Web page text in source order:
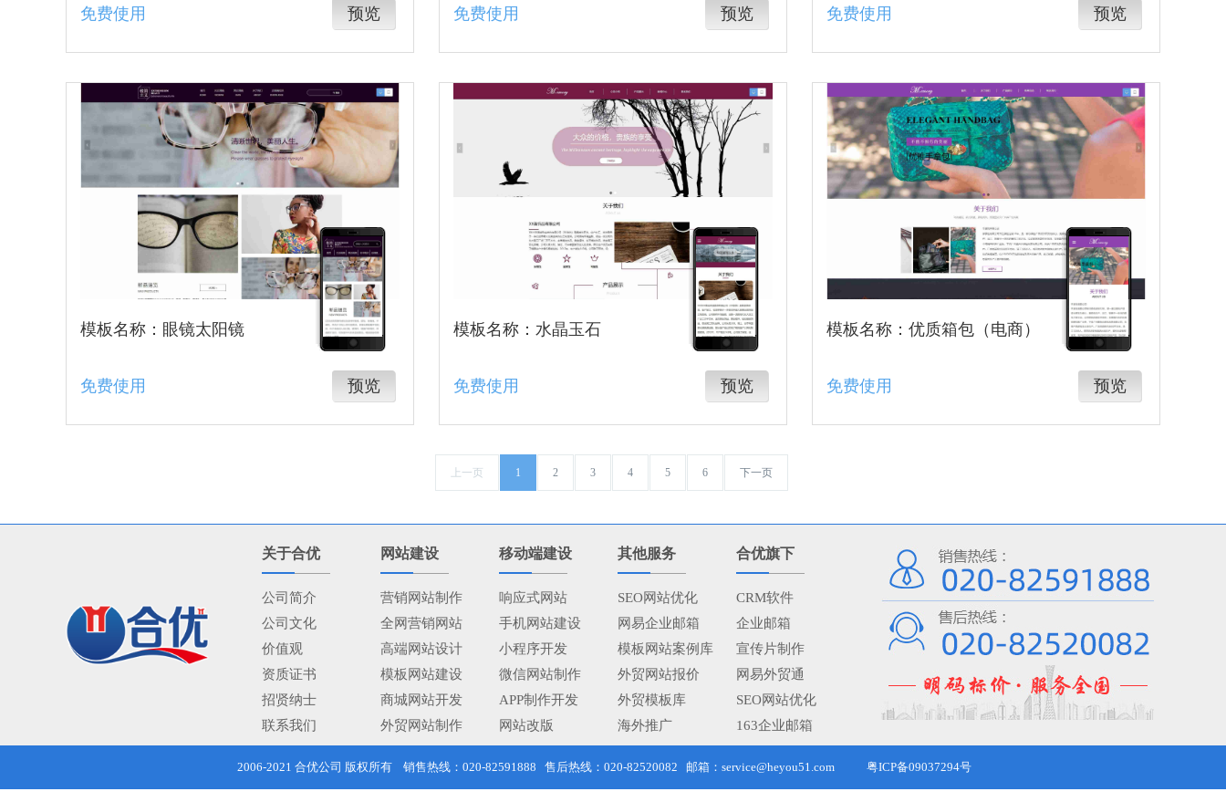
免费使用 预览 免费使用 预览 免费使用 预览
模板名称：眼镜太阳镜
免费使用 预览
模板名称：水晶玉石
免费使用 预览
模板名称：优质箱包（电商）
免费使用 预览
上一页 1 2 3 4 5 6 下一页
关于合优
公司简介
公司文化
价值观
资质证书
招贤纳士
联系我们
网站建设
营销网站制作
全网营销网站
高端网站设计
模板网站建设
商城网站开发
外贸网站制作
移动端建设
响应式网站
手机网站建设
小程序开发
微信网站制作
APP制作开发
网站改版
其他服务
SEO网站优化
网易企业邮箱
模板网站案例库
外贸网站报价
外贸模板库
海外推广
合优旗下
CRM软件
企业邮箱
宣传片制作
网易外贸通
SEO网站优化
163企业邮箱
2006-2021 合优公司 版权所有 销售热线：020-82591888 售后热线：020-82520082 邮箱：service@heyou51.com 粤ICP备09037294号